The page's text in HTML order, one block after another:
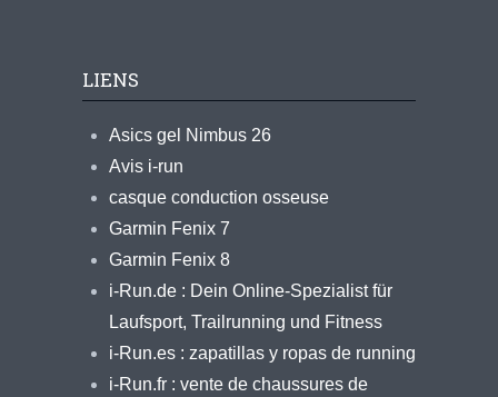
LIENS
Asics gel Nimbus 26
Avis i-run
casque conduction osseuse
Garmin Fenix 7
Garmin Fenix 8
i-Run.de : Dein Online-Spezialist für
Laufsport, Trailrunning und Fitness
i-Run.es : zapatillas y ropas de running
i-Run.fr : vente de chaussures de